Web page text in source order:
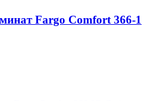
Fargo Comfort 366-1